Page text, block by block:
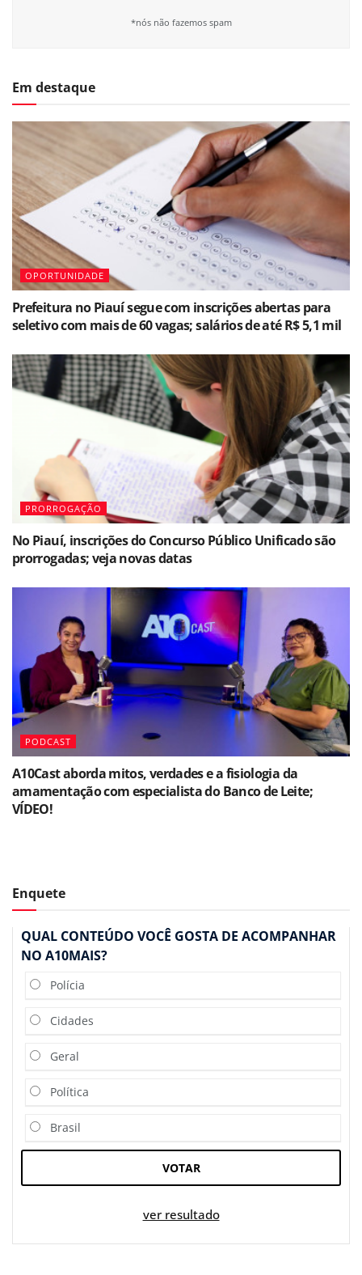
*nós não fazemos spam
Em destaque
OPORTUNIDADE
Prefeitura no Piauí segue com inscrições abertas para
seletivo com mais de 60 vagas; salários de até R$ 5,1 mil
PRORROGAÇÃO
No Piauí, inscrições do Concurso Público Unificado são
prorrogadas; veja novas datas
PODCAST
A10Cast aborda mitos, verdades e a fisiologia da
amamentação com especialista do Banco de Leite;
VÍDEO!
Enquete
QUAL CONTEÚDO VOCÊ GOSTA DE ACOMPANHAR
NO A10MAIS?
Polícia
Cidades
Geral
Política
Brasil
VOTAR
ver resultado